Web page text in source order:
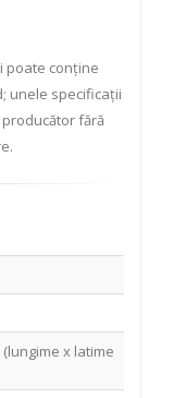
poate conține
unele specificații
fără
(lungime x latime